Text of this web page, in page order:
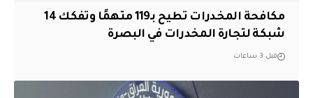
مكافحة المخدرات تطيح بـ119 متهمًا وتفكك 14
شبكة لتجارة المخدرات في البصرة
قبل 3 ساعات